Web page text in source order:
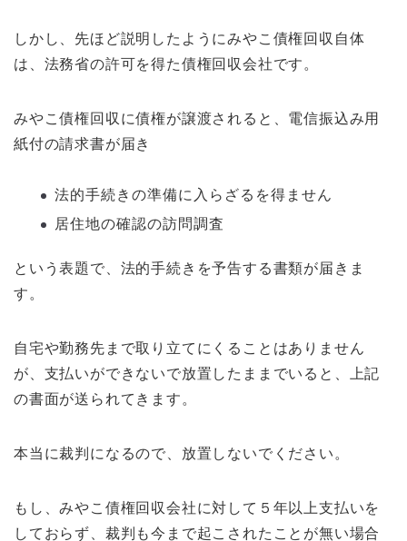
しかし、先ほど説明したようにみやこ債権回収自体
は、法務省の許可を得た債権回収会社です。
みやこ債権回収に債権が譲渡されると、電信振込み用
紙付の請求書が届き
法的手続きの準備に入らざるを得ません
居住地の確認の訪問調査
という表題で、法的手続きを予告する書類が届きま
す。
自宅や勤務先まで取り立てにくることはありません
が、支払いができないで放置したままでいると、上記
の書面が送られてきます。
本当に裁判になるので、放置しないでください。
もし、みやこ債権回収会社に対して５年以上支払いを
しておらず、裁判も今まで起こされたことが無い場合